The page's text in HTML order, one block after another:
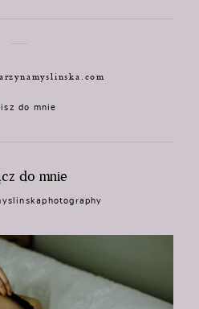
do mnie
do mnie